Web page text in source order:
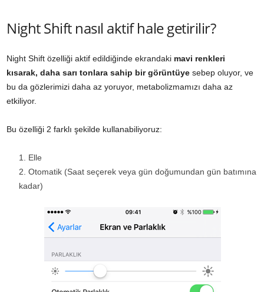
Night Shift nasıl aktif hale getirilir?
Night Shift özelliği aktif edildiğinde ekrandaki mavi renkleri
kısarak, daha sarı tonlara sahip bir görüntüye sebep oluyor, ve
bu da gözlerimizi daha az yoruyor, metabolizmamızı daha az
etkiliyor.
Bu özelliği 2 farklı şekilde kullanabiliyoruz:
Elle
Otomatik (Saat seçerek veya gün doğumundan gün batımına
kadar)